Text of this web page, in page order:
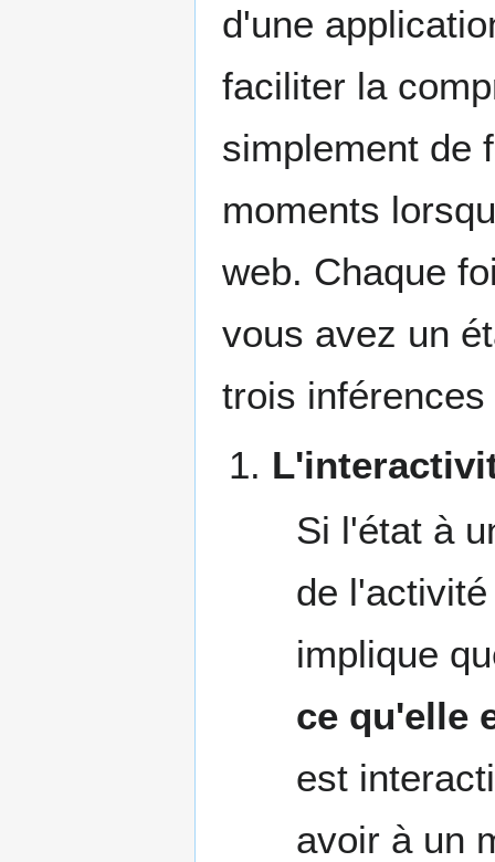
d'une
faciliter la
simplement de
moments
web. Chaque
vous avez un
trois inférences
Si l'état à
de
implique
ce qu'elle
est
avoir à un